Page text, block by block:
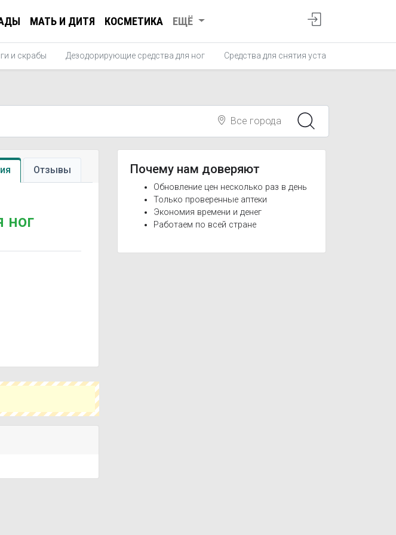
МАТЬ И ДИТЯ КОСМЕТИКА ЕЩЁ
и скрабы Дезодорирующие средства для ног Средства для снятия усталости ног
Все города
Отзывы
ног
Почему нам доверяют
Обновление цен несколько раз в день
Только проверенные аптеки
Экономия времени и денег
Работаем по всей стране